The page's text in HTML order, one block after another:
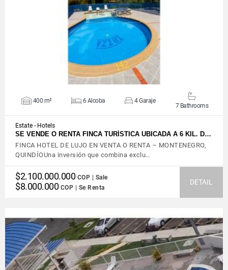
VIEW DETAILS
400 m² 6 Alcoba 4 Garaje
7 Bathrooms
Estate - Hotels
SE VENDE O RENTA FINCA TURÍSTICA UBICADA A 6 KIL. D…
FINCA HOTEL DE LUJO EN VENTA O RENTA – MONTENEGRO,
QUINDÍOUna inversión que combina exclu…
$2.100.000.000 COP | Sale
$8.000.000 COP | Se Renta
DETAIL